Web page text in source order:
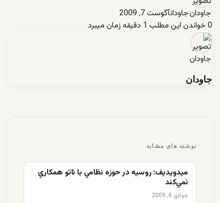
جاودانآگوست 7, 2009
0 خواندن این مطلب 1 دقیقه زمان میبرد
جاودان
نوشته های مشابه
ميدويديف: روسيه در حوزه نظامي با ناتو همكاري
نمي‌كند
جولای 6, 2009